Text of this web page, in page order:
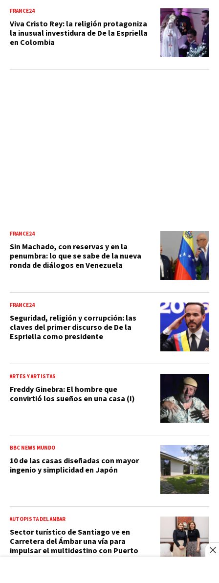
FRANCE24
Viva Cristo Rey: la religión protagoniza
la inusual investidura de De la Espriella
en Colombia
FRANCE24
Sin Machado, con reservas y en la
penumbra: lo que se sabe de la nueva
ronda de diálogos en Venezuela
FRANCE24
Seguridad, religión y corrupción: las
claves del primer discurso de De la
Espriella como presidente
ARTES Y ARTISTAS
Freddy Ginebra: El hombre que
convirtió los sueños en una casa (I)
BBC NEWS MUNDO
10 de las casas diseñadas con mayor
ingenio y simplicidad en Japón
AUTOPISTA DEL ÁMBAR
Sector turístico de Santiago ve en
Carretera del Ámbar una vía para
impulsar el multidestino con Puerto